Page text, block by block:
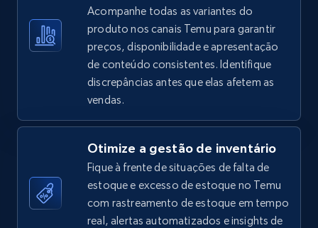
5.4K+ 668+ Comece agora
TikTok Shop - Collect TikTok shop products
price, Final price, Discount percent, and more.
668+ Comece agora
Acompanhe todas as variantes do
produto nos canais Temu para garantir
preços, disponibilidade e apresentação
de conteúdo consistentes. Identifique
discrepâncias antes que elas afetem as
vendas.
Otimize a gestão de inventário
Fique à frente de situações de falta de
estoque e excesso de estoque no Temu
com rastreamento de estoque em tempo
real, alertas automatizados e insights de